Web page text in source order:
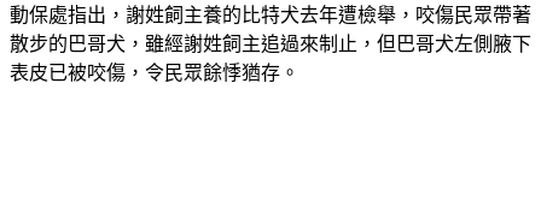
動保處指出，謝姓飼主養的比特犬去年遭檢舉，咬傷民眾帶著
散步的巴哥犬，雖經謝姓飼主追過來制止，但巴哥犬左側腋下
表皮已被咬傷，令民眾餘悸猶存。